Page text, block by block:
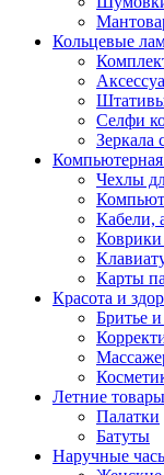
Кольцевые
Селфи
Зеркала
Чехлы
Кабели,
Карты
Красота и
Бритье
Летние товары
Палатки
Батуты
Наручные